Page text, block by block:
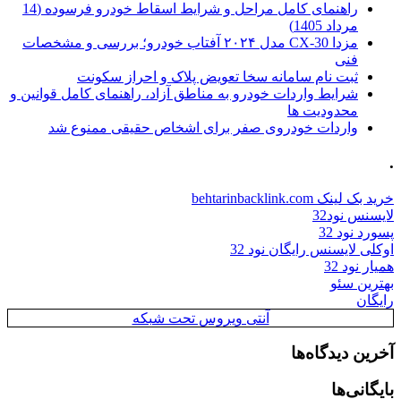
راهنمای کامل مراحل و شرایط اسقاط خودرو فرسوده (14
مرداد 1405)
مزدا CX-30 مدل ۲۰۲۴ آفتاب خودرو؛ بررسی و مشخصات
فنی
ثبت نام سامانه سخا تعویض پلاک و احراز سکونت
شرایط واردات خودرو به مناطق آزاد، راهنمای کامل قوانین و
محدودیت ها
واردات خودروی صفر برای اشخاص حقیقی ممنوع شد
.
خرید بک لینک behtarinbacklink.com
لایسنس نود32
پسورد نود 32
اوکلی لایسنس رایگان نود 32
همیار نود 32
بهترین سئو
رایگان
آنتی ویروس تحت شبکه
آخرین دیدگاه‌ها
بایگانی‌ها